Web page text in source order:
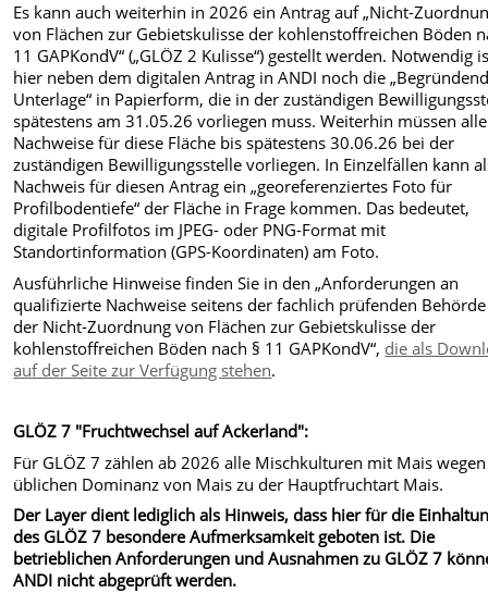
Es kann auch weiterhin in 2026 ein Antrag auf „Nicht-
von Flächen zur Gebietskulisse der kohlenstoffreichen Böden
11 GAPKondV“ („GLÖZ 2 Kulisse“) gestellt werden. Notwendig
hier neben dem digitalen Antrag in ANDI noch die
Unterlage“ in Papierform, die in der zuständigen
spätestens am 31.05.26 vorliegen muss. Weiterhin müssen alle
Nachweise für diese Fläche bis spätestens 30.06.26 bei der
zuständigen Bewilligungsstelle vorliegen. In Einzelfällen kann
Nachweis für diesen Antrag ein „georeferenziertes Foto für
Profilbodentiefe“ der Fläche in Frage kommen. Das bedeutet,
digitale Profilfotos im JPEG- oder PNG-Format mit
Standortinformation (GPS-Koordinaten) am Foto.
Ausführliche Hinweise finden Sie in den „Anforderungen an
qualifizierte Nachweise seitens der fachlich prüfenden
der Nicht-Zuordnung von Flächen zur Gebietskulisse der
kohlenstoffreichen Böden nach § 11 GAPKondV“, die als
auf der Seite zur Verfügung stehen.
GLÖZ 7 "Fruchtwechsel auf Ackerland":
Für GLÖZ 7 zählen ab 2026 alle Mischkulturen mit Mais
üblichen Dominanz von Mais zu der Hauptfruchtart Mais.
Der Layer dient lediglich als Hinweis, dass hier für die
des GLÖZ 7 besondere Aufmerksamkeit geboten ist. Die
betrieblichen Anforderungen und Ausnahmen zu GLÖZ 7
ANDI nicht abgeprüft werden.